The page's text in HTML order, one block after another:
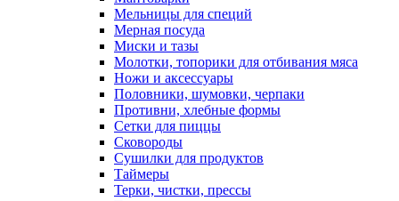
Мельницы для специй
Мерная посуда
Миски и тазы
Молотки, топорики для отбивания мяса
Ножи и аксессуары
Половники, шумовки, черпаки
Противни, хлебные формы
Сетки для пиццы
Сковороды
Сушилки для продуктов
Таймеры
Терки, чистки, прессы